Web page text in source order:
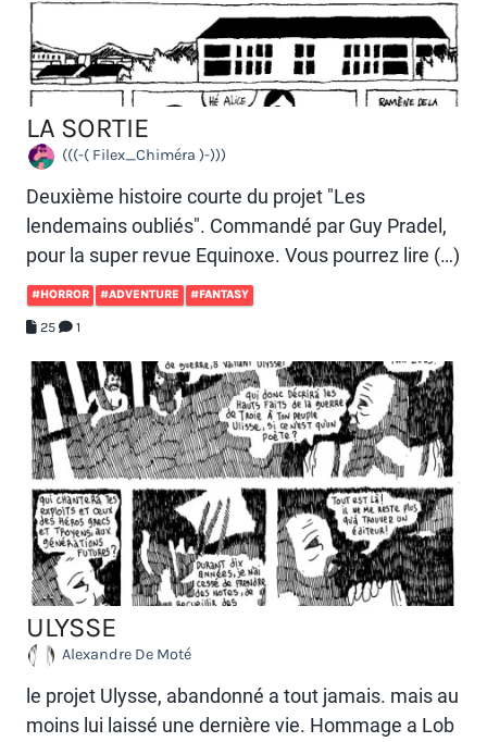
LA SORTIE
(((-( Filex_Chiméra )-)))
Deuxième histoire courte du projet "Les
lendemains oubliés". Commandé par Guy Pradel,
pour la super revue Equinoxe. Vous pourrez lire (…)
#HORROR #ADVENTURE #FANTASY
25 1
ULYSSE
Alexandre De Moté
le projet Ulysse, abandonné a tout jamais. mais au
moins lui laissé une dernière vie. Hommage a Lob